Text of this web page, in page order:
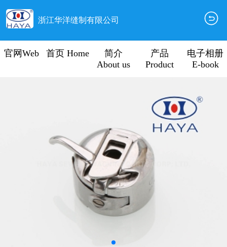
浙江华洋缝制有限公司
官网Web 首页 Home
简介
About us
产品
Product
电子相册
E-book